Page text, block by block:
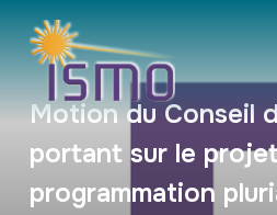
Motion du Conseil
portant sur le
programmation